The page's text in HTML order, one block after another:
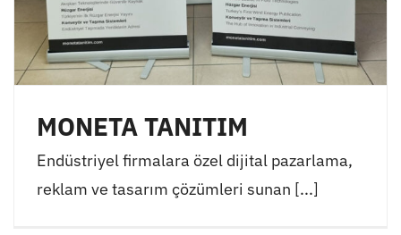
MONETA TANITIM
Endüstriyel firmalara özel dijital pazarlama,
reklam ve tasarım çözümleri sunan [...]